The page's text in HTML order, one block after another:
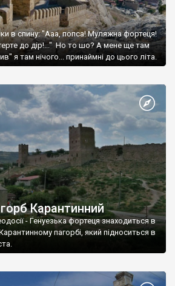
в спину: "Ааа, попса! Муляжна фортеця!
до дір!..." Но то шо? А мене ще там
я там нічого... принаймні до цього літа.
Карантинний
- Генуезька фортеця знаходиться в
пагорбі, який підноситься в